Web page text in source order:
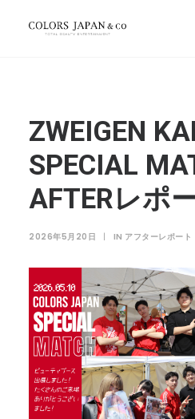
ZWEIGEN
SPECIAL
AFTERレポ
2026年5月20日 | IN アフターレポート